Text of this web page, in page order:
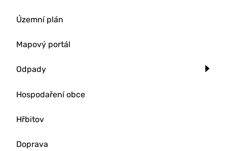
Územní plán
Mapový portál
Odpady
Hospodaření obce
Hřbitov
Doprava